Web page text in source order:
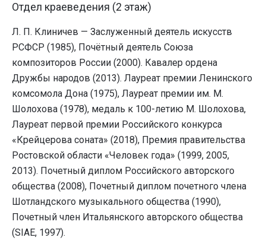
Отдел краеведения (2 этаж)
Л. П. Клиничев — Заслуженный деятель искусств
РСФСР (1985), Почётный деятель Союза
композиторов России (2000). Кавалер ордена
Дружбы народов (2013). Лауреат премии Ленинского
комсомола Дона (1975), Лауреат премии им. М.
Шолохова (1978), медаль к 100-летию М. Шолохова,
Лауреат первой премии Российского конкурса
«Крейцерова соната» (2018), Премия правительства
Ростовской области «Человек года» (1999, 2005,
2013). Почетный диплом Российского авторского
общества (2008), Почетный диплом почетного члена
Шотландского музыкального общества (1990),
Почетный член Итальянского авторского общества
(SIAE, 1997).